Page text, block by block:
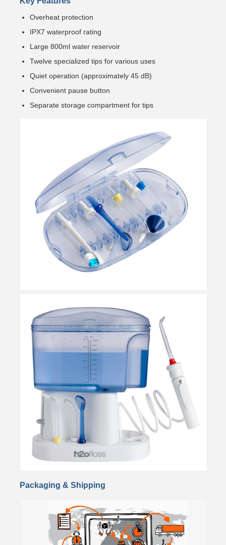
Overheat protection
IPX7 waterproof rating
Large 800ml water reservoir
Twelve specialized tips for various uses
Quiet operation (approximately 45 dB)
Convenient pause button
Separate storage compartment for tips
Packaging & Shipping